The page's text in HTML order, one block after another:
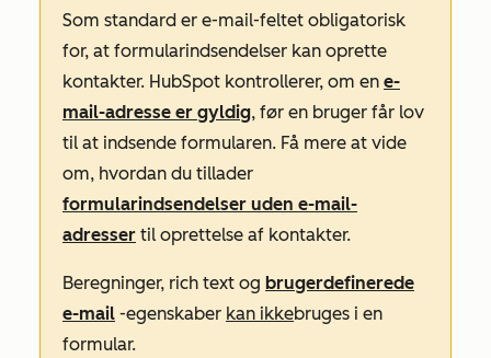
Som standard er e-mail-feltet obligatorisk
for, at formularindsendelser kan oprette
kontakter. HubSpot kontrollerer, om en e-
mail-adresse er gyldig, før en bruger får lov
til at indsende formularen. Få mere at vide
om, hvordan du tillader
formularindsendelser uden e-mail-
adresser til oprettelse af kontakter.
Beregninger, rich text og brugerdefinerede
e-mail -egenskaber kan ikkebruges i en
formular.